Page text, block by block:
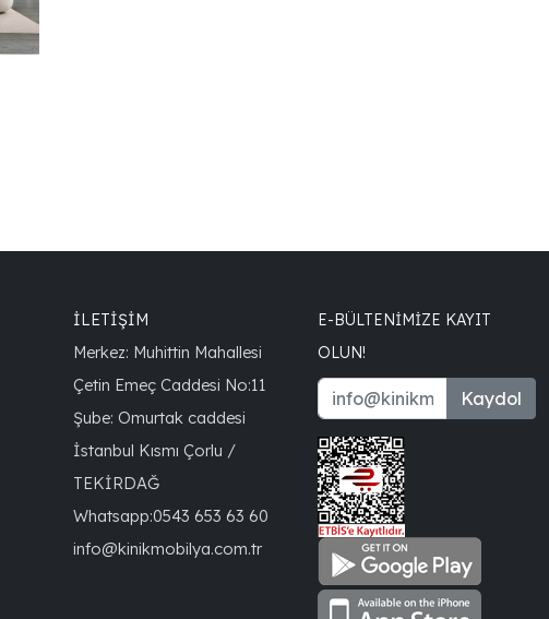
İLETİŞİM
Merkez: Muhittin Mahallesi
Çetin Emeç Caddesi No:11
Şube: Omurtak caddesi
İstanbul Kısmı Çorlu /
TEKİRDAĞ
Whatsapp:0543 653 63 60
info@kinikmobilya.com.tr
E-BÜLTENIMIZE KAYIT
OLUN!
Kaydol